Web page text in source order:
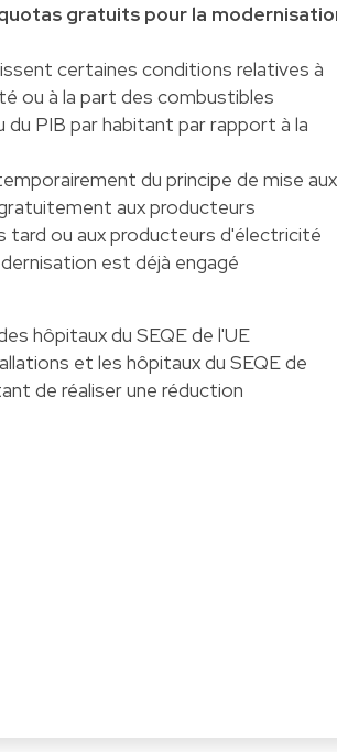
gratuits pour la
certaines conditions relatives à
ou à la part des combustibles
PIB par habitant par rapport à la
du principe de mise aux
aux producteurs
tard ou aux producteurs d'électricité
est déjà engagé
hôpitaux du SEQE de l'UE
et les hôpitaux du SEQE de
de réaliser une réduction